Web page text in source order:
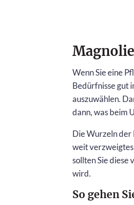
Wenn Sie eine
Bedürfnisse gut
auszuwählen.
dann, was beim
Die Wurzeln der
weit
sollten Sie diese
wird.
So gehen